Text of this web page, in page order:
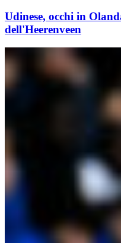
Udinese, occhi in
dell'Heerenveen